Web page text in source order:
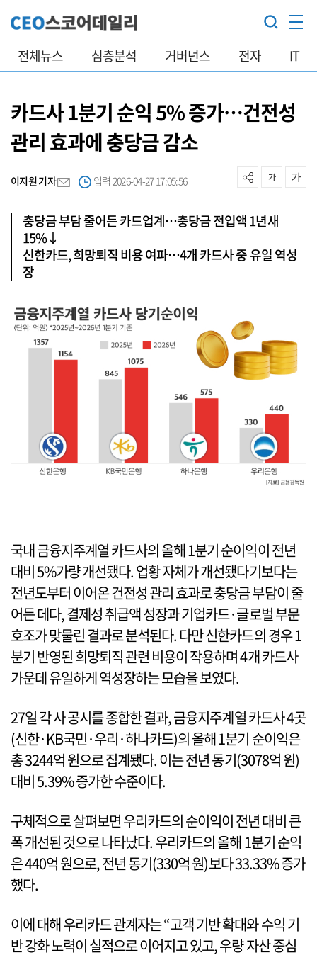
전체뉴스 심층분석 거버넌스 전자 IT
카드사 1분기 순익 5% 증가…건전성
관리 효과에 충당금 감소
이지원 기자 입력 2026-04-27 17:05:56
충당금 부담 줄어든 카드업계…충당금 전입액 1년새
15%↓
신한카드, 희망퇴직 비용 여파…4개 카드사 중 유일 역성
장
국내 금융지주계열 카드사의 올해 1분기 순이익이 전년
대비 5%가량 개선됐다. 업황 자체가 개선됐다기보다는
전년도부터 이어온 건전성 관리 효과로 충당금 부담이 줄
어든 데다, 결제성 취급액 성장과 기업카드·글로벌 부문
호조가 맞물린 결과로 분석된다. 다만 신한카드의 경우 1
분기 반영된 희망퇴직 관련 비용이 작용하며 4개 카드사
가운데 유일하게 역성장하는 모습을 보였다.
27일 각 사 공시를 종합한 결과, 금융지주계열 카드사 4곳
(신한·KB국민·우리·하나카드)의 올해 1분기 순이익은
총 3244억 원으로 집계됐다. 이는 전년 동기(3078억 원)
대비 5.39% 증가한 수준이다.
구체적으로 살펴보면 우리카드의 순이익이 전년 대비 큰
폭 개선된 것으로 나타났다. 우리카드의 올해 1분기 순익
은 440억 원으로, 전년 동기(330억 원)보다 33.33% 증가
했다.
이에 대해 우리카드 관계자는 “고객 기반 확대와 수익 기
반 강화 노력이 실적으로 이어지고 있고, 우량 자산 중심